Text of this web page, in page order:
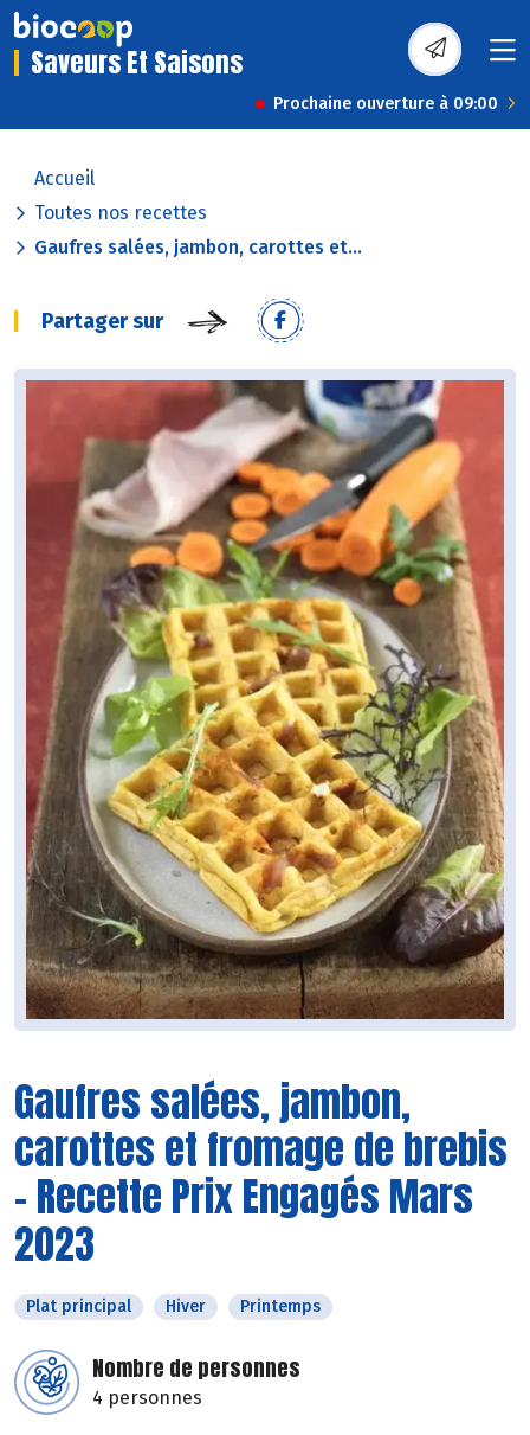
Saveurs Et Saisons
Prochaine ouverture à 09:00
Accueil
Toutes nos recettes
Gaufres salées, jambon, carottes et...
Partager sur
Gaufres salées, jambon,
carottes et fromage de brebis
- Recette Prix Engagés Mars
2023
Plat principal Hiver Printemps
Nombre de personnes
4 personnes